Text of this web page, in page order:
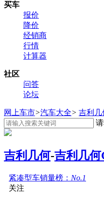
买车
报价
降价
经销商
行情
计算器
社区
问答
论坛
网上车市>汽车大全> 吉利几
吉利几何-吉利几何
紧凑型车销量榜： No.1
关注